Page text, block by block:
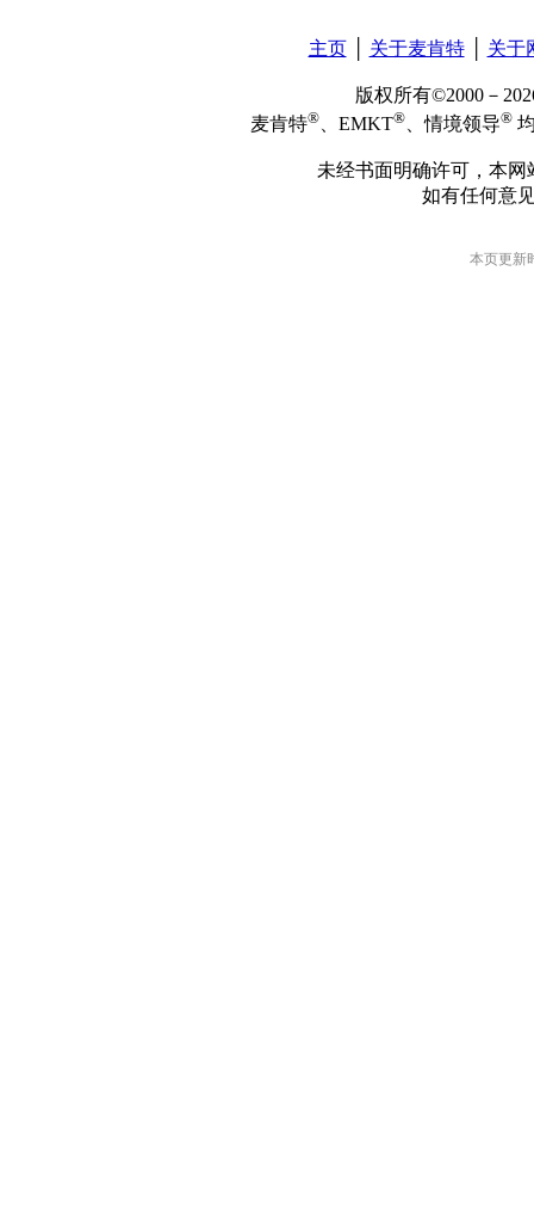
主页│ 关于麦肯特│ 关于
版权所有©2000－
麦肯特® 、EMKT® 、情境领导®
未经书面明确许可，本
如有任何意
本页更新